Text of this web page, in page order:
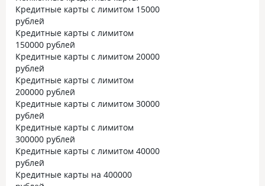
Кредитные карты с лимитом 15000
рублей
Кредитные карты с лимитом
150000 рублей
Кредитные карты с лимитом 20000
рублей
Кредитные карты с лимитом
200000 рублей
Кредитные карты с лимитом 30000
рублей
Кредитные карты с лимитом
300000 рублей
Кредитные карты с лимитом 40000
рублей
Кредитные карты на 400000